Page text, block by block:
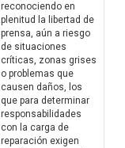
reconociendo en
plenitud la libertad de
prensa, aún a riesgo
de situaciones
críticas, zonas grises
o problemas que
causen daños, los
que para determinar
responsabilidades
con la carga de
reparación exigen